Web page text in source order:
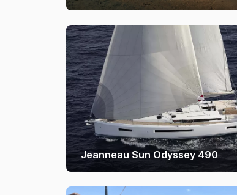
Jeanneau Sun Odyssey 490